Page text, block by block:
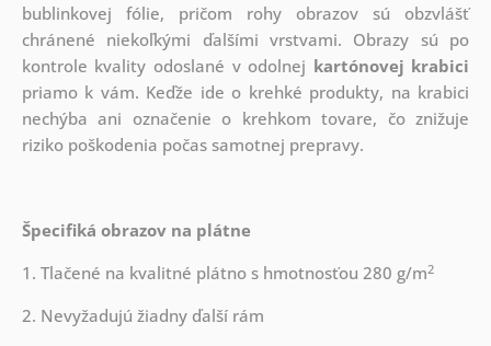
bublinkovej fólie, pričom rohy obrazov sú obzvlášť
chránené niekoľkými ďalšími vrstvami. Obrazy sú po
kontrole kvality odoslané v odolnej kartónovej krabici
priamo k vám. Keďže ide o krehké produkty, na krabici
nechýba ani označenie o krehkom tovare, čo znižuje
riziko poškodenia počas samotnej prepravy.
Špecifiká obrazov na plátne
1. Tlačené na kvalitné plátno s hmotnosťou 280 g/m2
2. Nevyžadujú žiadny ďalší rám